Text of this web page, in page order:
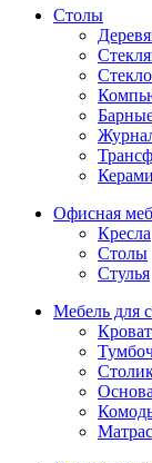
Столы
Офисная
Кресла
Столы
Стулья
Мебель для